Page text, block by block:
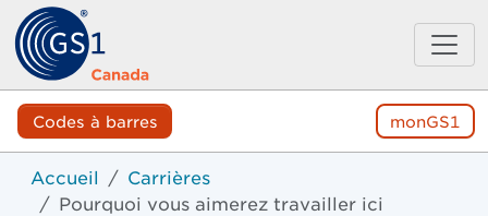
Codes à barres monGS1
Accueil
Carrières
Pourquoi vous aimerez travailler ici